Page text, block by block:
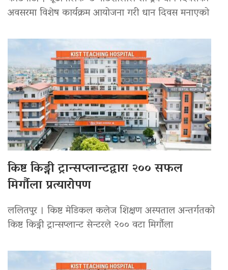
अवसरमा विशेष कार्यक्रम आयोजना गरी धान दिवस मनाएको
किष्ट किड्नी ट्रान्सप्लान्टद्वारा २०० सफल
मिर्गौला प्रत्यारोपण
ललितपुर । किष्ट मेडिकल कलेज शिक्षण अस्पताल अन्तर्गतको
किष्ट किड्नी ट्रान्सप्लान्ट सेन्टरले २०० वटा मिर्गौला